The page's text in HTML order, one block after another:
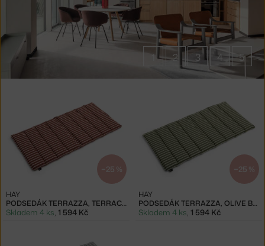
1 2 3 4 5
−25 %
PODSEDÁK TERRAZZA, TERRACOTTA BOLD STRIPE
HAY
Skladem 4 ks, 1 594 Kč
−25 %
PODSEDÁK TERRAZZA, OLIVE BOLD STRIPE
HAY
Skladem 4 ks, 1 594 Kč